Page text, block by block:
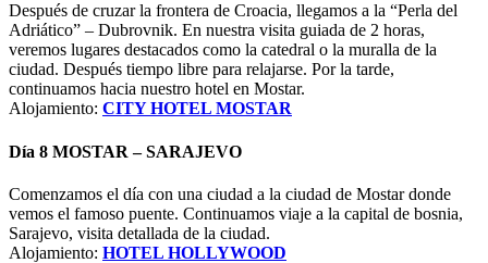
Después de cruzar la frontera de Croacia, llegamos a la “Perla del
Adriático” – Dubrovnik. En nuestra visita guiada de 2 horas,
veremos lugares destacados como la catedral o la muralla de la
ciudad. Después tiempo libre para relajarse. Por la tarde,
continuamos hacia nuestro hotel en Mostar.
Alojamiento: CITY HOTEL MOSTAR
Día 8 MOSTAR – SARAJEVO
Comenzamos el día con una ciudad a la ciudad de Mostar donde
vemos el famoso puente. Continuamos viaje a la capital de bosnia,
Sarajevo, visita detallada de la ciudad.
Alojamiento: HOTEL HOLLYWOOD